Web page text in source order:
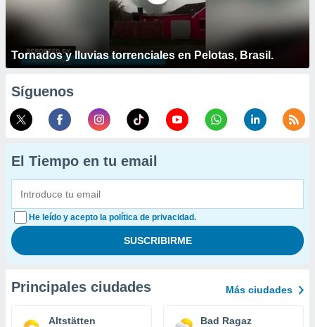
Tornados y lluvias torrenciales en Pelotas, Brasil.
Síguenos
El Tiempo en tu email
He leído y acepto la política de privacidad.
Principales ciudades Más ciudades
Altstätten Bad Ragaz